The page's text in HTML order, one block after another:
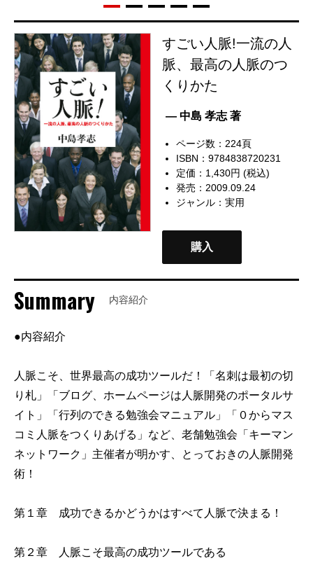
すごい人脈!一流の人
脈、最高の人脈のつ
くりかた
— 中島 孝志 著
ページ数：224頁
ISBN：9784838720231
定価：1,430円 (税込)
発売：2009.09.24
ジャンル：実用
購入
Summary 内容紹介
●内容紹介
人脈こそ、世界最高の成功ツールだ！「名刺は最初の切
り札」「ブログ、ホームページは人脈開発のポータルサ
イト」「行列のできる勉強会マニュアル」「０からマス
コミ人脈をつくりあげる」など、老舗勉強会「キーマン
ネットワーク」主催者が明かす、とっておきの人脈開発
術！
第１章 成功できるかどうかはすべて人脈で決まる！
第２章 人脈こそ最高の成功ツールである